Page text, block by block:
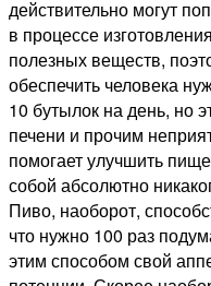
действительно могут
в процессе
полезных веществ,
обеспечить человека
10 бутылок на день, но
печени и прочим
помогает улучшить
собой абсолютно
Пиво, наоборот,
что нужно 100 раз
этим способом свой